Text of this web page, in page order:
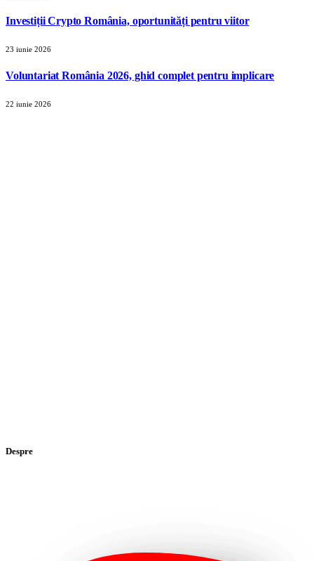
Investiții Crypto România, oportunități pentru viitor
23 iunie 2026
Voluntariat România 2026, ghid complet pentru implicare
22 iunie 2026
Despre